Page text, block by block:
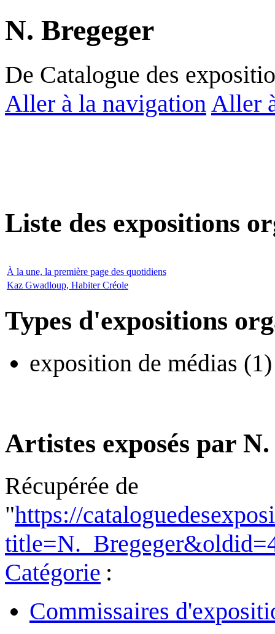
N. Bregeger
De Catalogue des
Aller à la navigation Aller
Liste des expositions
À la une, la première page des quotidiens
Kaz Gwadloup, Habiter Créole
Types d'expositions
exposition de médias (1)
Artistes exposés par
Récupérée de
"https://
Catégorie :
Commissaires